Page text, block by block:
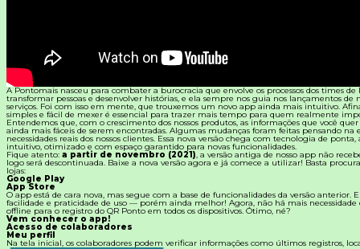
Todos os Materiais Gratuitos
E-book
Aprofunde seu conhecimento
Ferramentas e Templates
Para agilizar o seu trabalho
Infográfico
Conteúdo prático e rápido
Kits
Materiais centralizados
Lives
A Pontomais nasceu para combater a burocracia que envolve os processos dos times de
transformar pessoas e desenvolver histórias, e ela sempre nos guia nos lançamentos de
serviços. Foi com isso em mente, que trouxemos um novo app ainda mais intuitivo.
simples e fácil de mexer é essencial para trazer mais tempo para quem realmente
Entendemos que, com o crescimento dos nossos produtos, as informações que você quer
ainda mais fáceis de serem encontradas. Algumas mudanças foram feitas pensando na
necessidades reais dos nossos clientes. Essa nova versão chega com tecnologia de
intuitivo, otimizado e com espaço garantido para novas funcionalidades.
Fique atento: a partir de novembro (2021), a versão antiga de nosso app não
logo será descontinuada. Baixe a nova versão agora e já comece a utilizar! Basta
lojas:
Google Play
App Store
O app está de cara nova, mas segue com a base de funcionalidades da versão anterior.
facilidade e praticidade de uso — porém ainda melhor! Agora, não há mais necessidade
offline para o registro do QR Ponto em todos os dispositivos. Ótimo, né?
Vem conhecer o app!
Acesso de colaboradores
Meu perfil
Na tela inicial, os colaboradores podem verificar informações como últimos registros,